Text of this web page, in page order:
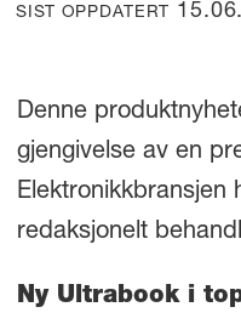
SIST OPPDATERT
Denne
gjengivelse av en
Elektronikkbransjen
redaksjonelt
Ny Ultrabook i